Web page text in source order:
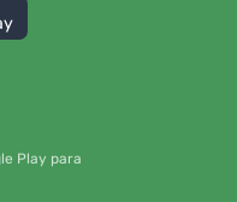
Play para